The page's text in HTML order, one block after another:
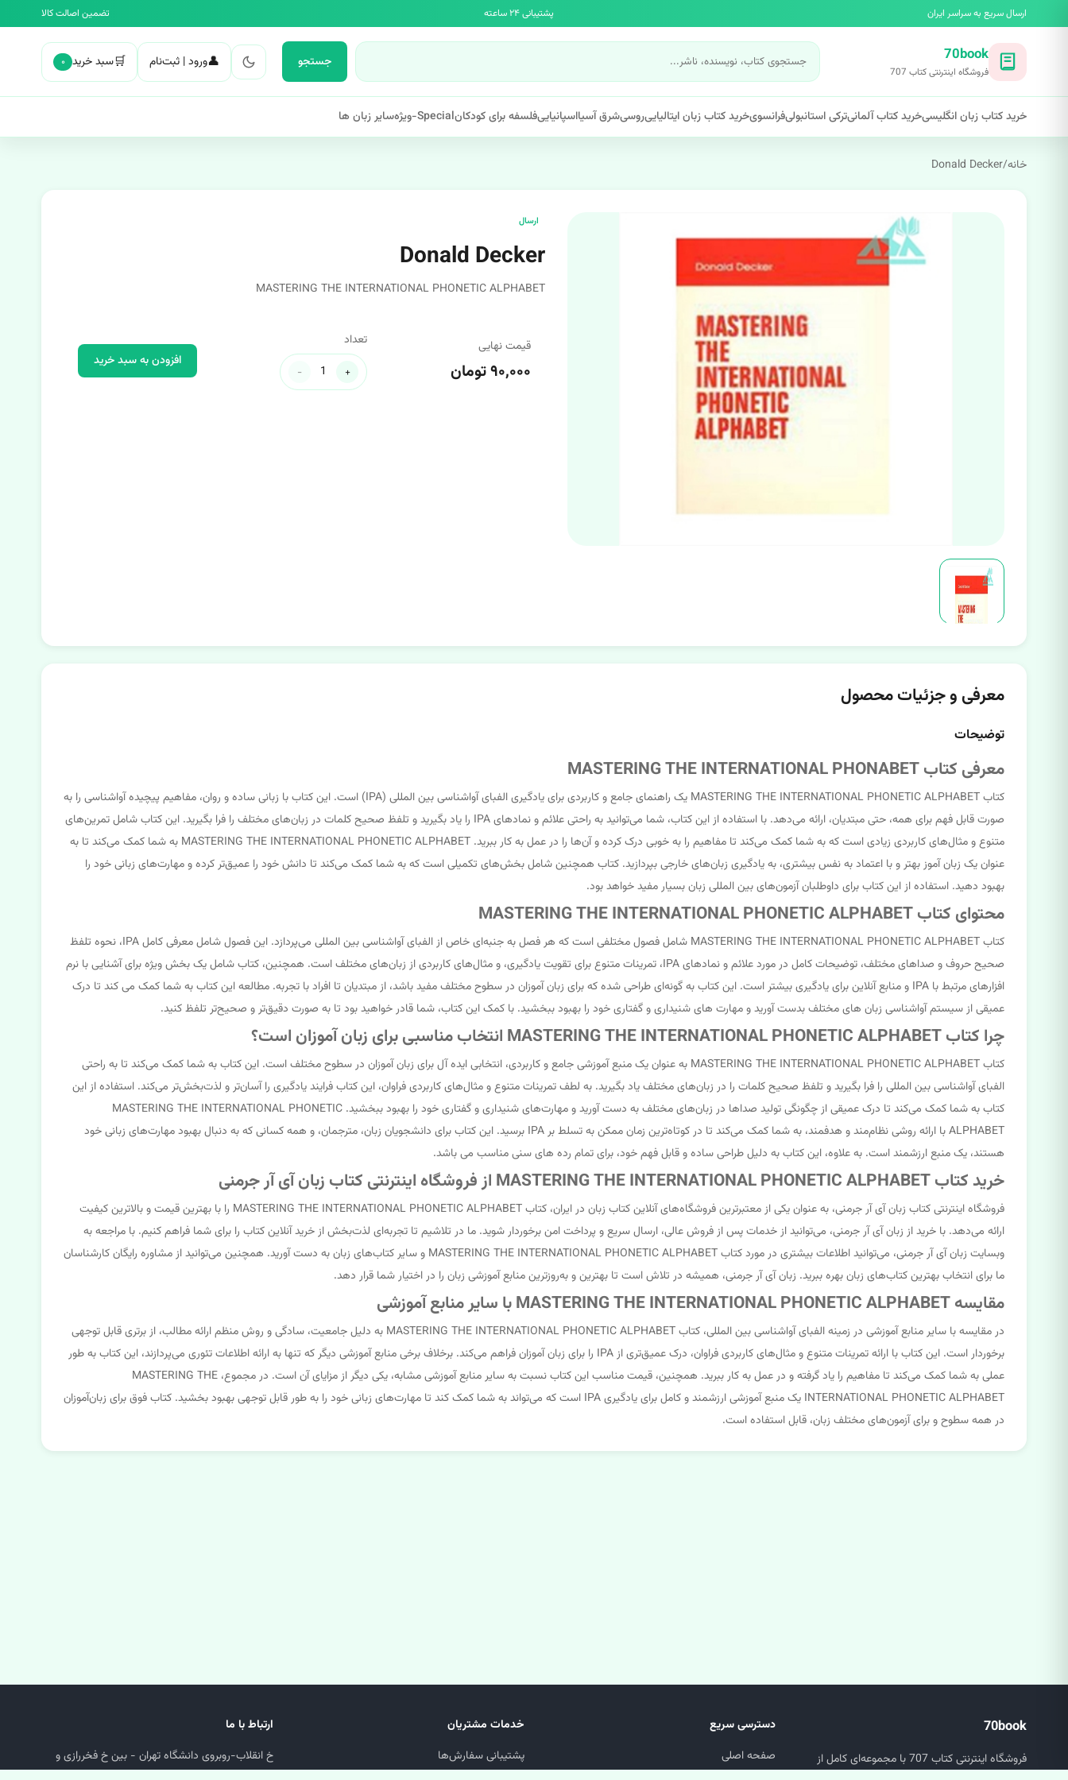
ارسال سریع به سراسر ایران پشتیبانی ۲۴ ساعته تضمین اصالت کالا
70book
فروشگاه اینترنتی کتاب 707
جستجو 👤ورود | ثبت‌نام 🛒سبد خرید ۰
خرید کتاب زبان انگلیسیخرید کتاب آلمانیترکی استانبولیفرانسویخرید کتاب زبان ایتالیاییروسیشرق آسیااسپانیاییفلسفه برای کودکانSpecial-ویژه سایر زبان ها
خانه/
Donald Decker
ارسال
Donald Decker
MASTERING THE INTERNATIONAL PHONETIC ALPHABET
قیمت نهایی
۹۰,۰۰۰ تومان
تعداد
+
-
افزودن به سبد خرید
معرفی و جزئیات محصول
توضیحات
معرفی کتاب MASTERING THE INTERNATIONAL PHONABET
کتاب MASTERING THE INTERNATIONAL PHONETIC ALPHABET یک راهنمای جامع و کاربردی برای یادگیری الفبای آواشناسی بین المللی (IPA) است. این کتاب با زبانی ساده و روان، مفاهیم پیچیده آواشناسی را به
صورت قابل فهم برای همه، حتی مبتدیان، ارائه می‌دهد. با استفاده از این کتاب، شما می‌توانید به راحتی علائم و نمادهای IPA را یاد بگیرید و تلفظ صحیح کلمات در زبان‌های مختلف را فرا بگیرید. این کتاب شامل تمرین‌های
متنوع و مثال‌های کاربردی زیادی است که به شما کمک می‌کند تا مفاهیم را به خوبی درک کرده و آن‌ها را در عمل به کار ببرید. MASTERING THE INTERNATIONAL PHONETIC ALPHABET به شما کمک می‌کند تا به
عنوان یک زبان آموز بهتر و با اعتماد به نفس بیشتری، به یادگیری زبان‌های خارجی بپردازید. کتاب همچنین شامل بخش‌های تکمیلی است که به شما کمک می‌کند تا دانش خود را عمیق‌تر کرده و مهارت‌های زبانی خود را
بهبود دهید. استفاده از این کتاب برای داوطلبان آزمون‌های بین المللی زبان بسیار مفید خواهد بود.
محتوای کتاب MASTERING THE INTERNATIONAL PHONETIC ALPHABET
کتاب MASTERING THE INTERNATIONAL PHONETIC ALPHABET شامل فصول مختلفی است که هر فصل به جنبه‌ای خاص از الفبای آواشناسی بین المللی می‌پردازد. این فصول شامل معرفی کامل IPA، نحوه تلفظ
صحیح حروف و صداهای مختلف، توضیحات کامل در مورد علائم و نمادهای IPA، تمرینات متنوع برای تقویت یادگیری، و مثال‌های کاربردی از زبان‌های مختلف است. همچنین، کتاب شامل یک بخش ویژه برای آشنایی با نرم
افزارهای مرتبط با IPA و منابع آنلاین برای یادگیری بیشتر است. این کتاب به گونه‌ای طراحی شده که برای زبان آموزان در سطوح مختلف مفید باشد، از مبتدیان تا افراد با تجربه. مطالعه این کتاب به شما کمک می کند تا درک
عمیقی از سیستم آواشناسی زبان های مختلف بدست آورید و مهارت های شنیداری و گفتاری خود را بهبود ببخشید. با کمک این کتاب، شما قادر خواهید بود تا به صورت دقیق‌تر و صحیح‌تر تلفظ کنید.
چرا کتاب MASTERING THE INTERNATIONAL PHONETIC ALPHABET انتخاب مناسبی برای زبان آموزان است؟
کتاب MASTERING THE INTERNATIONAL PHONETIC ALPHABET به عنوان یک منبع آموزشی جامع و کاربردی، انتخابی ایده آل برای زبان آموزان در سطوح مختلف است. این کتاب به شما کمک می‌کند تا به راحتی
الفبای آواشناسی بین المللی را فرا بگیرید و تلفظ صحیح کلمات را در زبان‌های مختلف یاد بگیرید. به لطف تمرینات متنوع و مثال‌های کاربردی فراوان، این کتاب فرایند یادگیری را آسان‌تر و لذت‌بخش‌تر می‌کند. استفاده از این
کتاب به شما کمک می‌کند تا درک عمیقی از چگونگی تولید صداها در زبان‌های مختلف به دست آورید و مهارت‌های شنیداری و گفتاری خود را بهبود ببخشید. MASTERING THE INTERNATIONAL PHONETIC
ALPHABET با ارائه روشی نظام‌مند و هدفمند، به شما کمک می‌کند تا در کوتاه‌ترین زمان ممکن به تسلط بر IPA برسید. این کتاب برای دانشجویان زبان، مترجمان، و همه کسانی که به دنبال بهبود مهارت‌های زبانی خود
هستند، یک منبع ارزشمند است. به علاوه، این کتاب به دلیل طراحی ساده و قابل فهم خود، برای تمام رده های سنی مناسب می باشد.
خرید کتاب MASTERING THE INTERNATIONAL PHONETIC ALPHABET از فروشگاه اینترنتی کتاب زبان آی آر جرمنی
فروشگاه اینترنتی کتاب زبان آی آر جرمنی، به عنوان یکی از معتبرترین فروشگاه‌های آنلاین کتاب زبان در ایران، کتاب MASTERING THE INTERNATIONAL PHONETIC ALPHABET را با بهترین قیمت و بالاترین کیفیت
ارائه می‌دهد. با خرید از زبان آی آر جرمنی، می‌توانید از خدمات پس از فروش عالی، ارسال سریع و پرداخت امن برخوردار شوید. ما در تلاشیم تا تجربه‌ای لذت‌بخش از خرید آنلاین کتاب را برای شما فراهم کنیم. با مراجعه به
وبسایت زبان آی آر جرمنی، می‌توانید اطلاعات بیشتری در مورد کتاب MASTERING THE INTERNATIONAL PHONETIC ALPHABET و سایر کتاب‌های زبان به دست آورید. همچنین می‌توانید از مشاوره رایگان کارشناسان
ما برای انتخاب بهترین کتاب‌های زبان بهره ببرید. زبان آی آر جرمنی، همیشه در تلاش است تا بهترین و به‌روزترین منابع آموزشی زبان را در اختیار شما قرار دهد.
مقایسه MASTERING THE INTERNATIONAL PHONETIC ALPHABET با سایر منابع آموزشی
در مقایسه با سایر منابع آموزشی در زمینه الفبای آواشناسی بین المللی، کتاب MASTERING THE INTERNATIONAL PHONETIC ALPHABET به دلیل جامعیت، سادگی و روش منظم ارائه مطالب، از برتری قابل توجهی
برخوردار است. این کتاب با ارائه تمرینات متنوع و مثال‌های کاربردی فراوان، درک عمیق‌تری از IPA را برای زبان آموزان فراهم می‌کند. برخلاف برخی منابع آموزشی دیگر که تنها به ارائه اطلاعات تئوری می‌پردازند، این کتاب به طور
عملی به شما کمک می‌کند تا مفاهیم را یاد گرفته و در عمل به کار ببرید. همچنین، قیمت مناسب این کتاب نسبت به سایر منابع آموزشی مشابه، یکی دیگر از مزایای آن است. در مجموع، MASTERING THE
INTERNATIONAL PHONETIC ALPHABET یک منبع آموزشی ارزشمند و کامل برای یادگیری IPA است که می‌تواند به شما کمک کند تا مهارت‌های زبانی خود را به طور قابل توجهی بهبود بخشید. کتاب فوق برای زبان‌آموزان
در همه سطوح و برای آزمون‌های مختلف زبان، قابل استفاده است.
70book
فروشگاه اینترنتی کتاب 707 با مجموعه‌ای کامل از
دسترسی سریع
صفحه اصلی
خدمات مشتریان
پشتیبانی سفارش‌ها
ارتباط با ما
خ انقلاب-روبروی دانشگاه تهران - بین خ فخررازی و